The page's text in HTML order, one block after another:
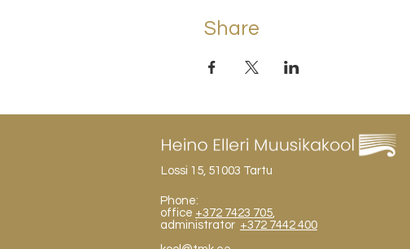
Share
Lossi 15, 51003 Tartu
Phone:
office +372 7423 705
administrator +372 7442 400